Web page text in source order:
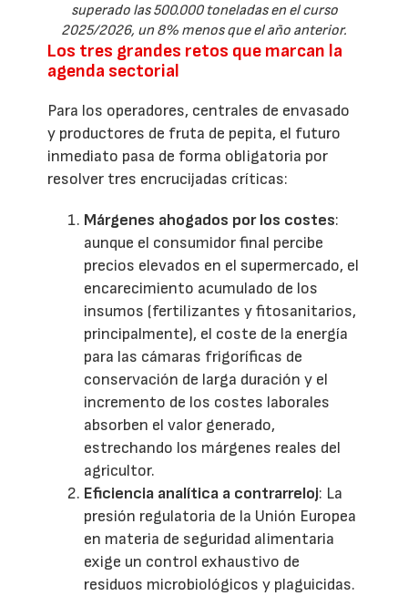
superado las 500.000 toneladas en el curso
2025/2026, un 8% menos que el año anterior.
Los tres grandes retos que marcan la
agenda sectorial
Para los operadores, centrales de envasado
y productores de fruta de pepita, el futuro
inmediato pasa de forma obligatoria por
resolver tres encrucijadas críticas:
Márgenes ahogados por los costes:
aunque el consumidor final percibe
precios elevados en el supermercado, el
encarecimiento acumulado de los
insumos (fertilizantes y fitosanitarios,
principalmente), el coste de la energía
para las cámaras frigoríficas de
conservación de larga duración y el
incremento de los costes laborales
absorben el valor generado,
estrechando los márgenes reales del
agricultor.
Eficiencia analítica a contrarreloj: La
presión regulatoria de la Unión Europea
en materia de seguridad alimentaria
exige un control exhaustivo de
residuos microbiológicos y plaguicidas.